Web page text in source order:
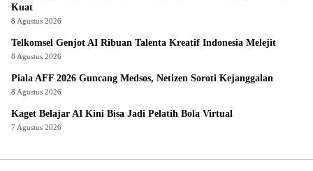
Kuat
8 Agustus 2026
Telkomsel Genjot AI Ribuan Talenta Kreatif Indonesia Melejit
8 Agustus 2026
Piala AFF 2026 Guncang Medsos, Netizen Soroti Kejanggalan
8 Agustus 2026
Kaget Belajar AI Kini Bisa Jadi Pelatih Bola Virtual
7 Agustus 2026